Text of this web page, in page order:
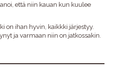
että niin kauan kun kuulee
on ihan hyvin, kaikkki järjestyy.
ja varmaan niin on jatkossakin.